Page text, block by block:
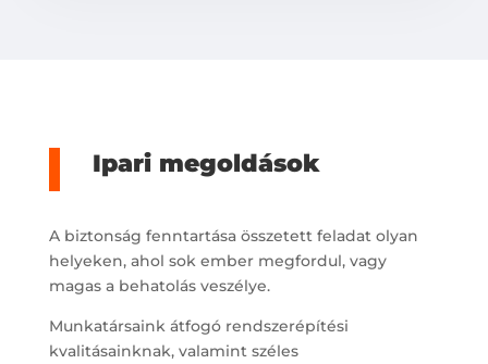
Ipari megoldások
A biztonság fenntartása összetett feladat olyan
helyeken, ahol sok ember megfordul, vagy
magas a behatolás veszélye.
Munkatársaink átfogó rendszerépítési
kvalitásainknak, valamint széles